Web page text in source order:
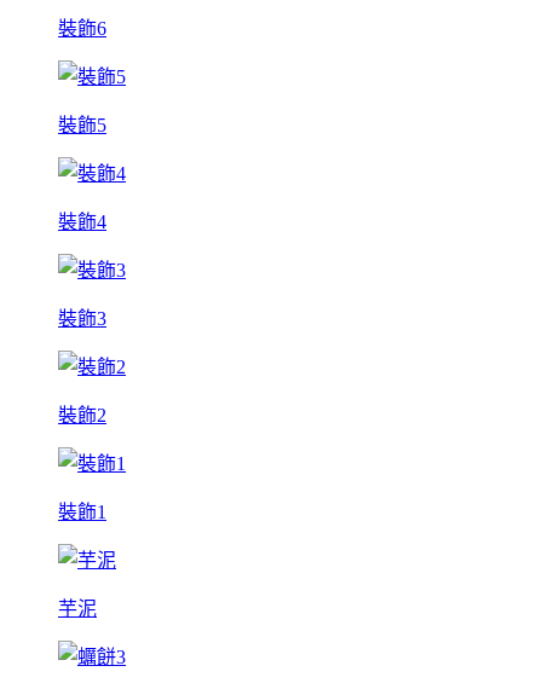
裝飾6
裝飾5
裝飾4
裝飾3
裝飾2
裝飾1
芋泥